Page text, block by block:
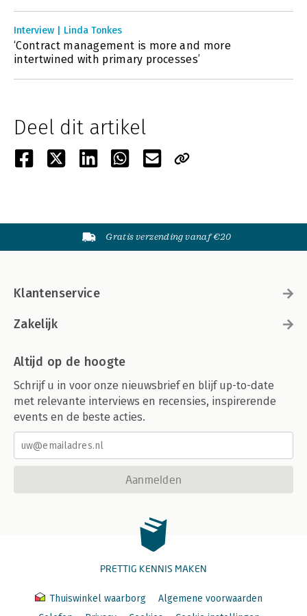
Interview | Linda Tonkes
‘Contract management is more and more
intertwined with primary processes’
Deel dit artikel
Gratis verzending vanaf €20
Klantenservice
Zakelijk
Altijd op de hoogte
Schrijf u in voor onze nieuwsbrief en blijf up-to-date
met relevante interviews en recensies, inspirerende
events en de beste acties.
Aanmelden
PRETTIG KENNIS MAKEN
Thuiswinkel waarborg
Algemene voorwaarden